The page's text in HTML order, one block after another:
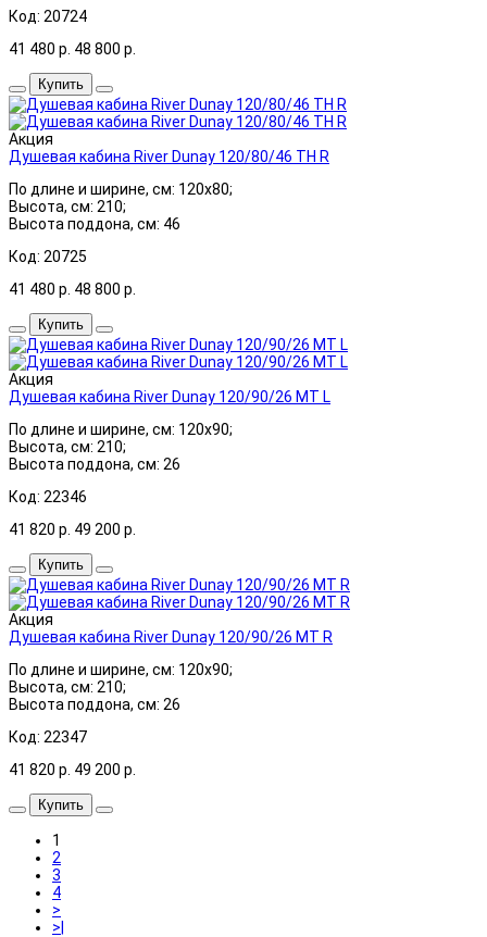
Код: 20724
41 480 р. 48 800 р.
Купить
Акция
Душевая кабина River Dunay 120/80/46 ТН R
По длине и ширине, см: 120x80;
Высота, см: 210;
Высота поддона, см: 46
Код: 20725
41 480 р. 48 800 р.
Купить
Акция
Душевая кабина River Dunay 120/90/26 MT L
По длине и ширине, см: 120x90;
Высота, см: 210;
Высота поддона, см: 26
Код: 22346
41 820 р. 49 200 р.
Купить
Акция
Душевая кабина River Dunay 120/90/26 MT R
По длине и ширине, см: 120x90;
Высота, см: 210;
Высота поддона, см: 26
Код: 22347
41 820 р. 49 200 р.
Купить
1
2
3
4
>
>|